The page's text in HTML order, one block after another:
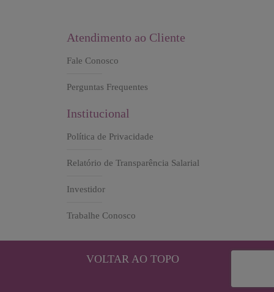
Atendimento ao Cliente
Fale Conosco
Perguntas Frequentes
Institucional
Política de Privacidade
Relatório de Transparência Salarial
Investidor
Trabalhe Conosco
VOLTAR AO TOPO